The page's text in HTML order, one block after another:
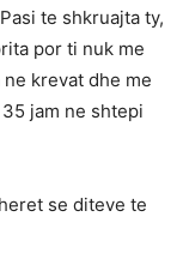
te shkruajta ty,
por ti nuk me
krevat dhe me
jam ne shtepi
se diteve te